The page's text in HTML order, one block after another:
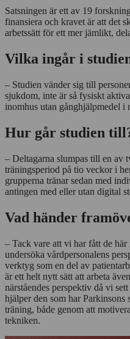
Satsningen är ett av 19
finansiera och kravet är att det
arbetssätt för ett mer jämlikt,
Vilka ingår i
– Studien vänder sig till
sjukdom, inte är så fysiskt
inomhus utan gånghjälpmedel i
Hur går studien
– Deltagarna slumpas till en av
träningsperiod på tio veckor i
grupperna tränar sedan med
antingen med eller utan digital
Vad händer
– Tack vare att vi har fått de
undersöka vårdpersonalens
verktyg som en del av
är ett helt nytt sätt att arbeta
närståendes perspektiv då vi
hjälper den som har
träning, både genom att
tekniken.